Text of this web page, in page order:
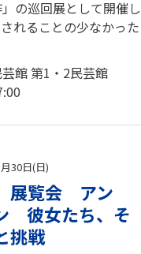
の巡回展として開催し
れることの少なかった
館 第1・2民芸館
30日(日)
展覧会 アン
彼女たち、そ
挑戦